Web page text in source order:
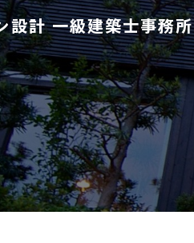
設計一級建築士事務所